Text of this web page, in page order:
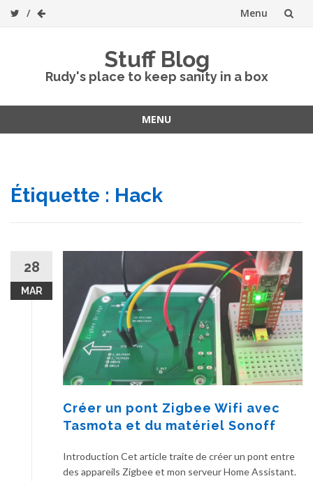
Menu
Stuff Blog
Rudy's place to keep sanity in a box
MENU
Étiquette : Hack
28
MAR
Créer un pont Zigbee Wifi avec
Tasmota et du matériel Sonoff
Introduction Cet article traite de créer un pont entre
des appareils Zigbee et mon serveur Home Assistant.